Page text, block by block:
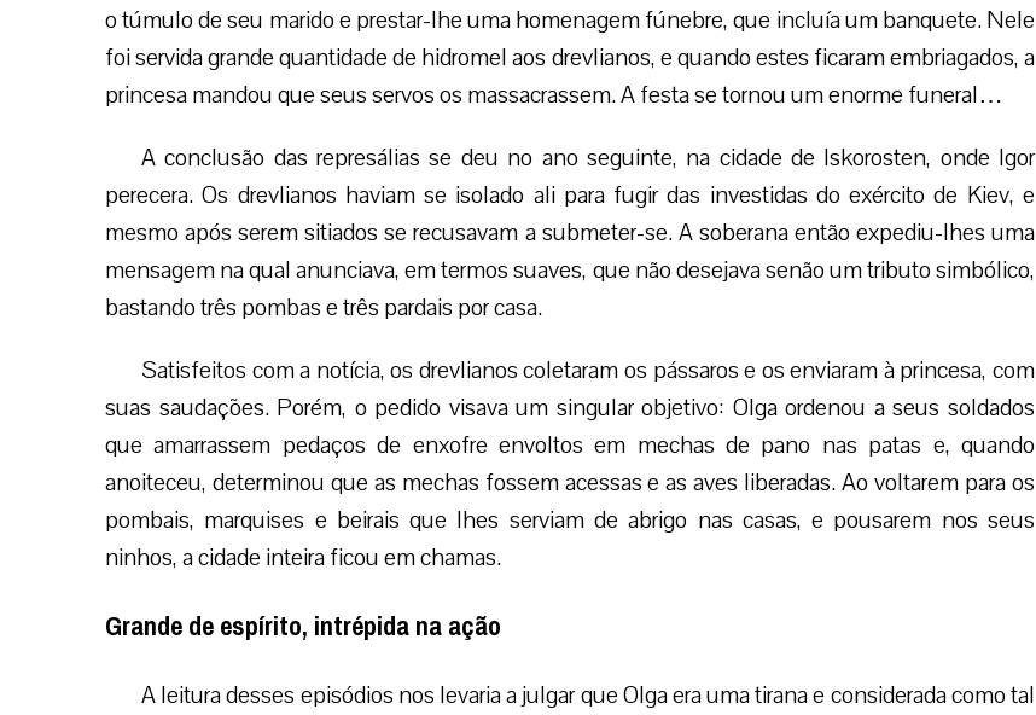
o túmulo de seu marido e prestar-lhe uma homenagem fúnebre, que incluía um banquete. Nele
foi servida grande quantidade de hidromel aos drevlianos, e quando estes ficaram embriagados, a
princesa mandou que seus servos os massacrassem. A festa se tornou um enorme funeral…
A conclusão das represálias se deu no ano seguinte, na cidade de Iskorosten, onde Igor
perecera. Os drevlianos haviam se isolado ali para fugir das investidas do exército de Kiev, e
mesmo após serem sitiados se recusavam a submeter-se. A soberana então expediu-lhes uma
mensagem na qual anunciava, em termos suaves, que não desejava senão um tributo simbólico,
bastando três pombas e três pardais por casa.
Satisfeitos com a notícia, os drevlianos coletaram os pássaros e os enviaram à princesa, com
suas saudações. Porém, o pedido visava um singular objetivo: Olga ordenou a seus soldados
que amarrassem pedaços de enxofre envoltos em mechas de pano nas patas e, quando
anoiteceu, determinou que as mechas fossem acessas e as aves liberadas. Ao voltarem para os
pombais, marquises e beirais que lhes serviam de abrigo nas casas, e pousarem nos seus
ninhos, a cidade inteira ficou em chamas.
Grande de espírito, intrépida na ação
A leitura desses episódios nos levaria a julgar que Olga era uma tirana e considerada como tal